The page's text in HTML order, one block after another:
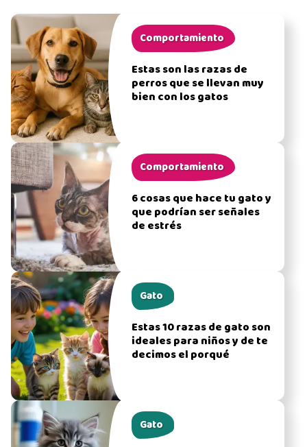
Comportamiento
Estas son las razas de
perros que se llevan muy
bien con los gatos
Comportamiento
6 cosas que hace tu gato y
que podrían ser señales
de estrés
Gato
Estas 10 razas de gato son
ideales para niños y de te
decimos el porqué
Gato